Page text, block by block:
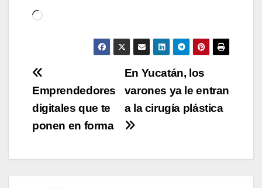
Cargando...
Navegación
de
entradas
En Yucatán, los
varones ya le entran
a la cirugía plástica
Emprendedores
digitales que te
ponen en forma